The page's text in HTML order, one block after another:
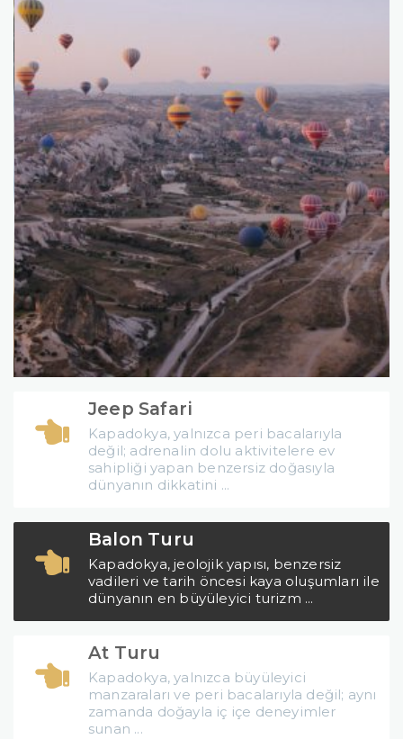
Jeep Safari
Kapadokya, yalnızca peri bacalarıyla
değil; adrenalin dolu aktivitelere ev
sahipliği yapan benzersiz doğasıyla
dünyanın dikkatini ...
Balon Turu
Kapadokya, jeolojik yapısı, benzersiz
vadileri ve tarih öncesi kaya oluşumları ile
dünyanın en büyüleyici turizm ...
At Turu
Kapadokya, yalnızca büyüleyici
manzaraları ve peri bacalarıyla değil; aynı
zamanda doğayla iç içe deneyimler
sunan ...